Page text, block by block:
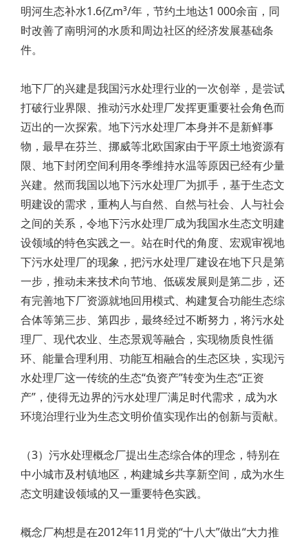
明河生态补水1.6亿m³/年，节约土地达1 000余亩，同
时改善了南明河的水质和周边社区的经济发展基础条
件。
地下厂的兴建是我国污水处理行业的一次创举，是尝试
打破行业界限、推动污水处理厂发挥更重要社会角色而
迈出的一次探索。地下污水处理厂本身并不是新鲜事
物，最早在芬兰、挪威等北欧国家由于平原土地资源有
限、地下封闭空间利用冬季维持水温等原因已经有少量
兴建。然而我国以地下污水处理厂为抓手，基于生态文
明建设的需求，重构人与自然、自然与社会、人与社会
之间的关系，令地下污水处理厂成为我国水生态文明建
设领域的特色实践之一。站在时代的角度、宏观审视地
下污水处理厂的现象，把污水处理厂建设在地下只是第
一步，推动未来技术向节地、低碳发展则是第二步，还
有完善地下厂资源就地回用模式、构建复合功能生态综
合体等第三步、第四步，最终经过不断努力，将污水处
理厂、现代农业、生态景观等融合，实现物质良性循
环、能量合理利用、功能互相融合的生态区块，实现污
水处理厂这一传统的生态“负资产”转变为生态“正资
产”，使得无边界的污水处理厂满足时代需求，成为水
环境治理行业为生态文明价值实现作出的创新与贡献。
（3）污水处理概念厂提出生态综合体的理念，特别在
中小城市及村镇地区，构建城乡共享新空间，成为水生
态文明建设领域的又一重要特色实践。
概念厂构想是在2012年11月党的“十八大”做出“大力推